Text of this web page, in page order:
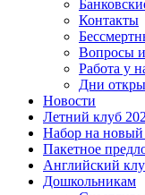
Контакты
Вопросы
Работа у
Дни
Новости
Летний клуб
Набор на новый
Пакетное
Английский
Дошкольникам